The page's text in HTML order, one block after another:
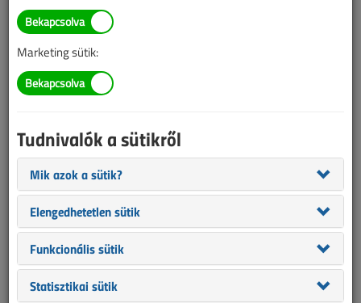
2016. november 8. |
Az alábbi tartalom archív, 10 éve frissült utoljára. A cikkben
szereplő információk mára aktualitásukat veszíthették, valamint a
tartalom helyenként hiányos lehet (képek, táblázatok stb.).
Marketing sütik:
Tudnivalók a sütikről
Mik azok a sütik?
Elengedhetetlen sütik
Funkcionális sütik
Statisztikai sütik